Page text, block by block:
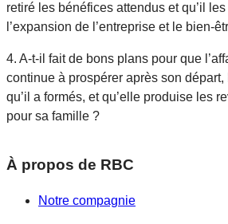
retiré les bénéfices attendus et qu’il
l’expansion de l’entreprise et le bien-
4. A-t-il fait de bons plans pour que
continue à prospérer après son
qu’il a formés, et qu’elle produise les
pour sa famille ?
À propos de RBC
Notre compagnie